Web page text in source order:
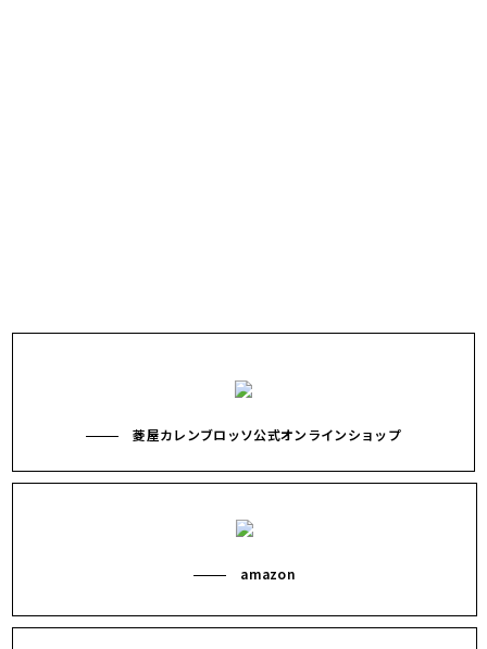
菱屋カレンブロッソ公式オンラインショップ
amazon